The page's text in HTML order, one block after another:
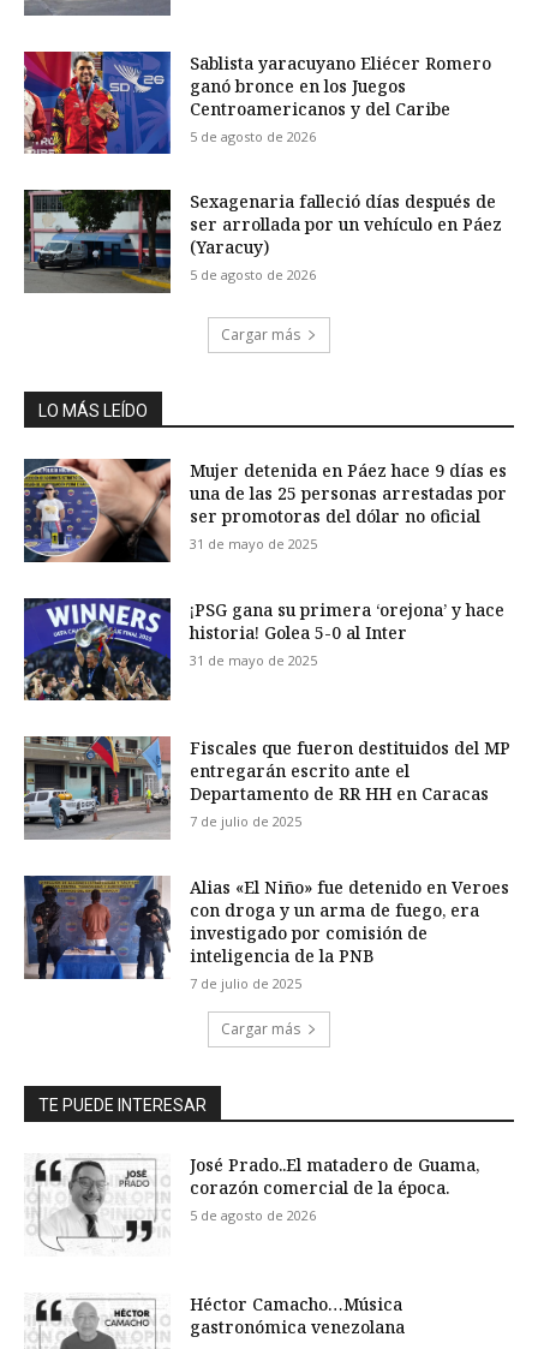
Sablista yaracuyano Eliécer Romero
ganó bronce en los Juegos
Centroamericanos y del Caribe
5 de agosto de 2026
Sexagenaria falleció días después de
ser arrollada por un vehículo en Páez
(Yaracuy)
5 de agosto de 2026
Cargar más
LO MÁS LEÍDO
Mujer detenida en Páez hace 9 días es
una de las 25 personas arrestadas por
ser promotoras del dólar no oficial
31 de mayo de 2025
¡PSG gana su primera ‘orejona’ y hace
historia! Golea 5-0 al Inter
31 de mayo de 2025
Fiscales que fueron destituidos del MP
entregarán escrito ante el
Departamento de RR HH en Caracas
7 de julio de 2025
Alias «El Niño» fue detenido en Veroes
con droga y un arma de fuego, era
investigado por comisión de
inteligencia de la PNB
7 de julio de 2025
Cargar más
TE PUEDE INTERESAR
José Prado..El matadero de Guama,
corazón comercial de la época.
5 de agosto de 2026
Héctor Camacho…Música
gastronómica venezolana